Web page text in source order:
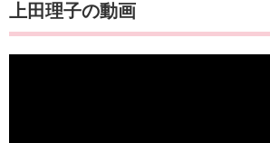
上田理子の動画